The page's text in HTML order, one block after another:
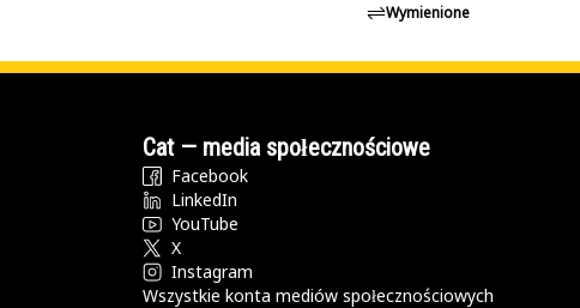
Wymienione
Cat — media społecznościowe
Facebook
LinkedIn
YouTube
X
Instagram
Wszystkie konta mediów społecznościowych